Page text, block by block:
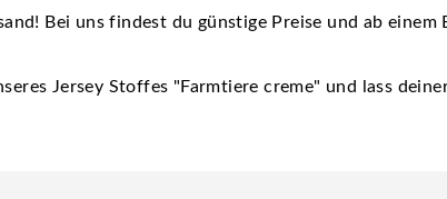
Bei uns findest du günstige Preise und ab
Jersey Stoffes "Farmtiere creme" und lass